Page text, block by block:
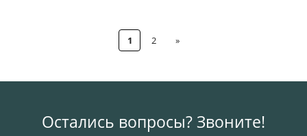
1 2 »
Остались вопросы? Звоните!